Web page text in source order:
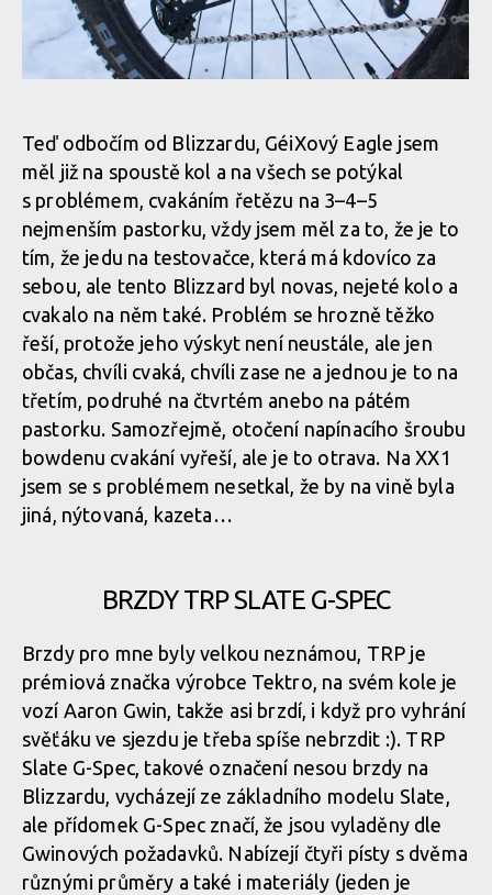
Rock Machine BLIZZARD 90-27
Rock Machine BLIZZARD 90-27 - SRAM Eagle GX - 12 převodů
Rock Machine BLIZZARD 90-27 - SRAM Eagle GX - 12 převodů
Rock Machine BLIZZARD 90-27 - SRAM Eagle GX - 12 převodů
Rock Machine BLIZZARD 90-27 - SRAM Eagle GX - 12 převodů
Rock Machine BLIZZARD 90-27 - SRAM Eagle GX - 12 převodů
Rock Machine BLIZZARD 90-27 - SRAM Eagle GX - 12 převodů
Rock Machine BLIZZARD 90-27 - SRAM Eagle GX - 12 převodů
Rock Machine BLIZZARD 90-27 - SRAM Eagle GX - 12 převodů
Rock Machine BLIZZARD 90-27 - SRAM Eagle GX
Rock Machine BLIZZARD 90-27 - SRAM Eagle GX
Rock Machine BLIZZARD 90-27 - SRAM Eagle GX
Rock Machine BLIZZARD 90-27 - SRAM Eagle GX
Rock Machine BLIZZARD 90-27 - SRAM Eagle GX
Rock Machine BLIZZARD 90-27 - SRAM Eagle GX
Rock Machine BLIZZARD 90-27 - SRAM Eagle GX
Rock Machine BLIZZARD 90-27 - SRAM Eagle GX
Rock Machine BLIZZARD 90-27 - SRAM Eagle GX
Teď odbočím od Blizzardu, GéiXový Eagle jsem
měl již na spoustě kol a na všech se potýkal
s problémem, cvakáním řetězu na 3–4–5
nejmenším pastorku, vždy jsem měl za to, že je to
tím, že jedu na testovačce, která má kdovíco za
sebou, ale tento Blizzard byl novas, nejeté kolo a
cvakalo na něm také. Problém se hrozně těžko
řeší, protože jeho výskyt není neustále, ale jen
občas, chvíli cvaká, chvíli zase ne a jednou je to na
třetím, podruhé na čtvrtém anebo na pátém
pastorku. Samozřejmě, otočení napínacího šroubu
bowdenu cvakání vyřeší, ale je to otrava. Na XX1
jsem se s problémem nesetkal, že by na vině byla
jiná, nýtovaná, kazeta…
BRZDY TRP SLATE G-SPEC
Brzdy pro mne byly velkou neznámou, TRP je
prémiová značka výrobce Tektro, na svém kole je
vozí Aaron Gwin, takže asi brzdí, i když pro vyhrání
svěťáku ve sjezdu je třeba spíše nebrzdit :). TRP
Slate G-Spec, takové označení nesou brzdy na
Blizzardu, vycházejí ze základního modelu Slate,
ale přídomek G-Spec značí, že jsou vyladěny dle
Gwinových požadavků. Nabízejí čtyři písty s dvěma
různými průměry a také i materiály (jeden je